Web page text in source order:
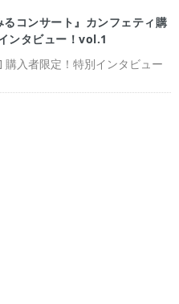
購入者限定！特別インタビュー
コンサート』カンフェティ購
ンタビュー！vol.1